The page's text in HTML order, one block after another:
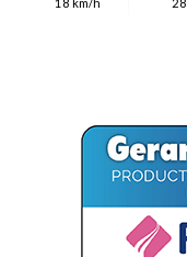
18 km/h